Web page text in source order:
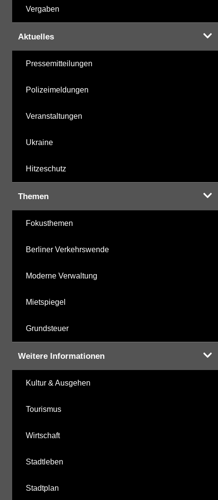
Vergaben
Aktuelles
Pressemitteilungen
Polizeimeldungen
Veranstaltungen
Ukraine
Hitzeschutz
Themen
Fokusthemen
Berliner Verkehrswende
Moderne Verwaltung
Mietspiegel
Grundsteuer
Weitere Informationen
Kultur & Ausgehen
Tourismus
Wirtschaft
Stadtleben
Stadtplan